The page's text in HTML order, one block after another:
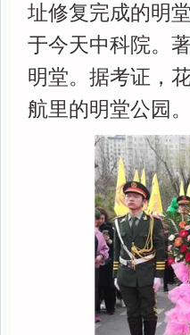
址修复完成的明
于今天中科院。
明堂。据考证，
航里的明堂公园。